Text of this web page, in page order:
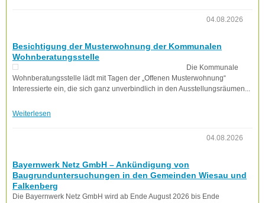
04.08.2026
Besichtigung der Musterwohnung der Kommunalen
Wohnberatungsstelle
Die Kommunale
Wohnberatungsstelle lädt mit Tagen der „Offenen Musterwohnung“
Interessierte ein, die sich ganz unverbindlich in den Ausstellungsräumen...
Weiterlesen
04.08.2026
Bayernwerk Netz GmbH – Ankündigung von
Baugrunduntersuchungen in den Gemeinden Wiesau und
Falkenberg
Die Bayernwerk Netz GmbH wird ab Ende August 2026 bis Ende